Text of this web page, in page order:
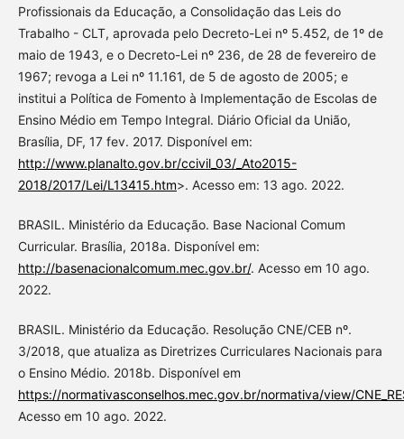
Profissionais da Educação, a Consolidação das Leis do
Trabalho - CLT, aprovada pelo Decreto-Lei nº 5.452, de 1º de
maio de 1943, e o Decreto-Lei nº 236, de 28 de fevereiro de
1967; revoga a Lei nº 11.161, de 5 de agosto de 2005; e
institui a Política de Fomento à Implementação de Escolas de
Ensino Médio em Tempo Integral. Diário Oficial da União,
Brasília, DF, 17 fev. 2017. Disponível em:
http://www.planalto.gov.br/ccivil_03/_Ato2015-
2018/2017/Lei/L13415.htm>. Acesso em: 13 ago. 2022.
BRASIL. Ministério da Educação. Base Nacional Comum
Curricular. Brasília, 2018a. Disponível em:
http://basenacionalcomum.mec.gov.br/. Acesso em 10 ago.
2022.
BRASIL. Ministério da Educação. Resolução CNE/CEB nº.
3/2018, que atualiza as Diretrizes Curriculares Nacionais para
o Ensino Médio. 2018b. Disponível em
https://normativasconselhos.mec.gov.br/normativa/view/
Acesso em 10 ago. 2022.